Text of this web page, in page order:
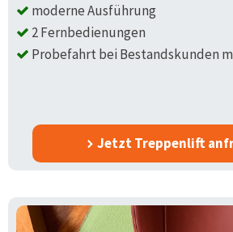
moderne Ausführung
2 Fernbedienungen
Probefahrt bei Bestandskunden
Jetzt Treppenlift